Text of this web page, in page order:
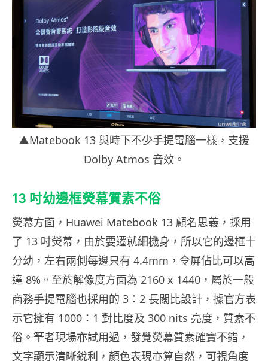
▲Matebook 13 與時下不少手提電腦一樣，支援
Dolby Atmos 音效。
13 吋幼邊框熒幕質素不俗
熒幕方面，Huawei Matebook 13 顧名思義，採用
了 13 吋熒幕，由於要遷就細機身，所以它的邊框十
分幼，左右兩側每邊只有 4.4mm，令屏佔比可以高
達 8%。至於解像度方面為 2160 x 1440，屬於一般
商務手提電腦也採用的 3：2 長闊比設計，據官方表
示它擁有 1000：1 對比度及 300 nits 亮度，質素不
俗。筆者現場亦試用過，發覺熒幕質素確實不錯，
文字顯示清晰銳利，顏色表現亦算自然，可視角度